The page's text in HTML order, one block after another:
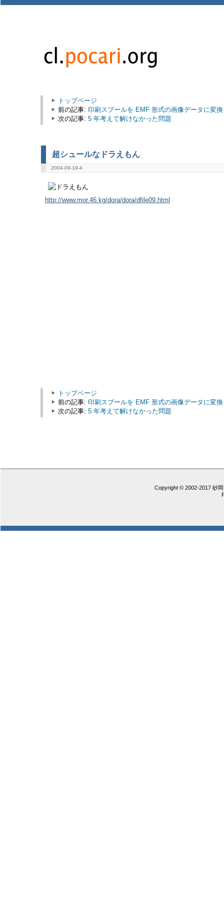
トップページ
前の記事: 印刷スプールを EMF 形式の画像データに変換
次の記事: 5 年考えて解けなかった問題
超シュールなドラえもん
2004-09-19-4
http://www.mor.46.kg/dora/dora/dfile09.html
トップページ
前の記事: 印刷スプールを EMF 形式の画像データに変換
次の記事: 5 年考えて解けなかった問題
Copyright © 2002-2017 砂